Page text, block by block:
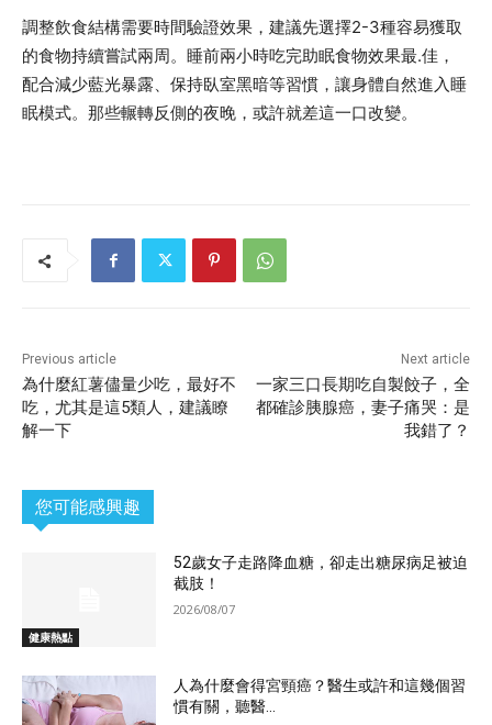
調整飲食結構需要時間驗證效果，建議先選擇2-3種容易獲取
的食物持續嘗試兩周。睡前兩小時吃完助眠食物效果最.佳，
配合減少藍光暴露、保持臥室黑暗等習慣，讓身體自然進入睡
眠模式。那些輾轉反側的夜晚，或許就差這一口改變。
Previous article
為什麼紅薯儘量少吃，最好不
吃，尤其是這5類人，建議瞭
解一下
Next article
一家三口長期吃自製餃子，全
都確診胰腺癌，妻子痛哭：是
我錯了？
您可能感興趣
健康熱點
52歲女子走路降血糖，卻走出糖尿病足被迫
截肢！
2026/08/07
人為什麼會得宮頸癌？醫生或許和這幾個習
慣有關，聽醫...